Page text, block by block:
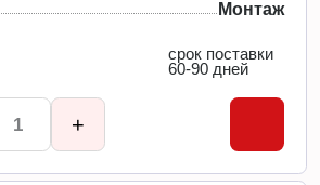
Монтаж
срок поставки
60-90 дней
+